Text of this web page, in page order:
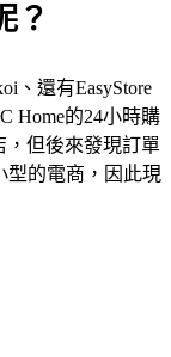
？
、還有EasyStore
Home的24小時購
，但後來發現訂單
型的電商，因此現